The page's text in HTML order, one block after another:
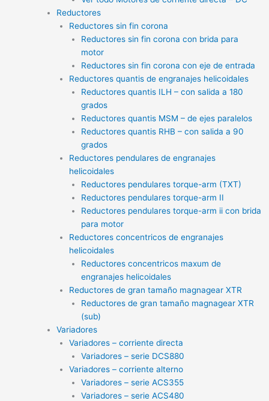
Reductores
Reductores sin fin corona
Reductores sin fin corona con brida para
motor
Reductores sin fin corona con eje de entrada
Reductores quantis de engranajes helicoidales
Reductores quantis ILH – con salida a 180
grados
Reductores quantis MSM – de ejes paralelos
Reductores quantis RHB – con salida a 90
grados
Reductores pendulares de engranajes
helicoidales
Reductores pendulares torque-arm (TXT)
Reductores pendulares torque-arm II
Reductores pendulares torque-arm ii con brida
para motor
Reductores concentricos de engranajes
helicoidales
Reductores concentricos maxum de
engranajes helicoidales
Reductores de gran tamaño magnagear XTR
Reductores de gran tamaño magnagear XTR
(sub)
Variadores
Variadores – corriente directa
Variadores – serie DCS880
Variadores – corriente alterno
Variadores – serie ACS355
Variadores – serie ACS480